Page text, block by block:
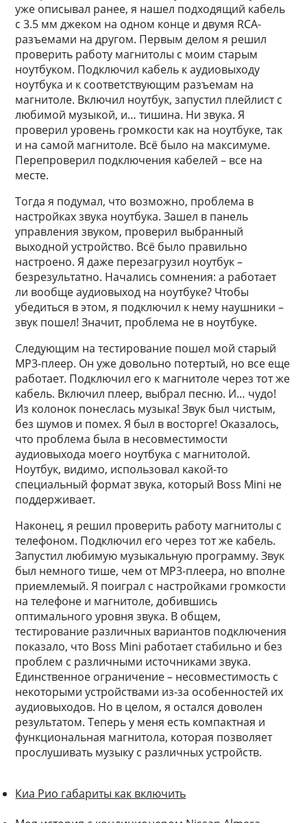
уже описывал ранее, я нашел подходящий кабель
с 3.5 мм джеком на одном конце и двумя RCA-
разъемами на другом. Первым делом я решил
проверить работу магнитолы с моим старым
ноутбуком. Подключил кабель к аудиовыходу
ноутбука и к соответствующим разъемам на
магнитоле. Включил ноутбук, запустил плейлист с
любимой музыкой, и… тишина. Ни звука. Я
проверил уровень громкости как на ноутбуке, так
и на самой магнитоле. Всё было на максимуме.
Перепроверил подключения кабелей – все на
месте.
Тогда я подумал, что возможно, проблема в
настройках звука ноутбука. Зашел в панель
управления звуком, проверил выбранный
выходной устройство. Всё было правильно
настроено. Я даже перезагрузил ноутбук –
безрезультатно. Начались сомнения: а работает
ли вообще аудиовыход на ноутбуке? Чтобы
убедиться в этом, я подключил к нему наушники –
звук пошел! Значит, проблема не в ноутбуке.
Следующим на тестирование пошел мой старый
MP3-плеер. Он уже довольно потертый, но все еще
работает. Подключил его к магнитоле через тот же
кабель. Включил плеер, выбрал песню. И… чудо!
Из колонок понеслась музыка! Звук был чистым,
без шумов и помех. Я был в восторге! Оказалось,
что проблема была в несовместимости
аудиовыхода моего ноутбука с магнитолой.
Ноутбук, видимо, использовал какой-то
специальный формат звука, который Boss Mini не
поддерживает.
Наконец, я решил проверить работу магнитолы с
телефоном. Подключил его через тот же кабель.
Запустил любимую музыкальную программу. Звук
был немного тише, чем от MP3-плеера, но вполне
приемлемый. Я поиграл с настройками громкости
на телефоне и магнитоле, добившись
оптимального уровня звука. В общем,
тестирование различных вариантов подключения
показало, что Boss Mini работает стабильно и без
проблем с различными источниками звука.
Единственное ограничение – несовместимость с
некоторыми устройствами из-за особенностей их
аудиовыходов. Но в целом, я остался доволен
результатом. Теперь у меня есть компактная и
функциональная магнитола, которая позволяет
прослушивать музыку с различных устройств.
Киа Рио габариты как включить